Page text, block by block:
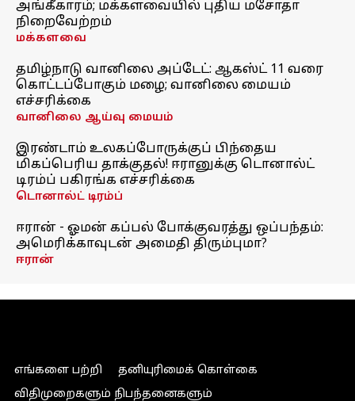
அங்கீகாரம்; மக்களவையில் புதிய மசோதா
நிறைவேற்றம்
மக்களவை
தமிழ்நாடு வானிலை அப்டேட்: ஆகஸ்ட் 11 வரை
கொட்டப்போகும் மழை; வானிலை மையம்
எச்சரிக்கை
வானிலை ஆய்வு மையம்
இரண்டாம் உலகப்போருக்குப் பிந்தைய
மிகப்பெரிய தாக்குதல்! ஈரானுக்கு டொனால்ட்
டிரம்ப் பகிரங்க எச்சரிக்கை
டொனால்ட் டிரம்ப்
ஈரான் - ஓமன் கப்பல் போக்குவரத்து ஒப்பந்தம்:
அமெரிக்காவுடன் அமைதி திரும்புமா?
ஈரான்
எங்களை பற்றி
தனியுரிமைக் கொள்கை
விதிமுறைகளும் நிபந்தனைகளும்